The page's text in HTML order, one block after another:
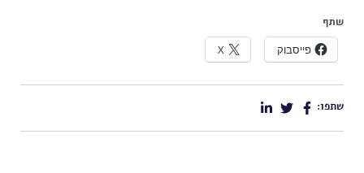
שתף
פייסבוק
X
שתפו: